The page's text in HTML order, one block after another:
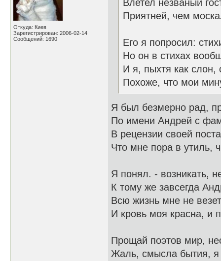
Откуда: Киев
Зарегистрирован: 2006-02-14
Сообщений: 1690
Влетел незваный
Приятней, чем
Его я попросил:
Но он в стихах
И я, пыхтя как слон,
Похоже, что мои
Я был безмерно рад,
По имени Андрей с
В рецензии своей
Что мне пора в утиль,
Я понял. - возникать,
К тому же завсегда
Всю жизнь мне не
И кровь моя красна, и
Прощай поэтов мир,
Жаль, смысла бытия, я